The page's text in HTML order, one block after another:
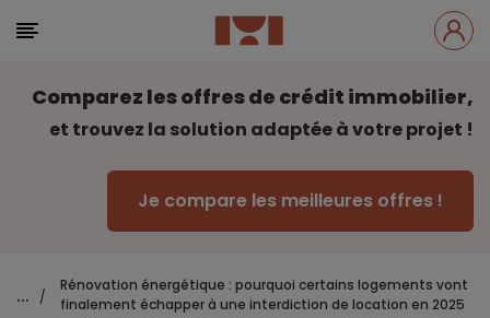
Comparez les offres de crédit immobilier,
et trouvez la solution adaptée à votre projet !
Je compare les meilleures offres !
... /
Rénovation énergétique : pourquoi certains logements vont
finalement échapper à une interdiction de location en 2025